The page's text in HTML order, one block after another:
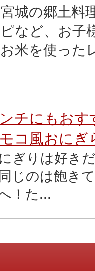
城の郷土料
など、お子
米を使った
チにもおす
コ風おにぎ
ぎりは好き
じのは飽き
！た...